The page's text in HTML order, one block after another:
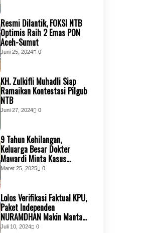
Resmi Dilantik, FOKSI NTB
Optimis Raih 2 Emas PON
Aceh-Sumut
Juni 25, 2024 0
KH. Zulkifli Muhadli Siap
Ramaikan Kontestasi Pilgub
NTB
Juni 27, 2024 0
9 Tahun Kehilangan,
Keluarga Besar Dokter
Mawardi Minta Kasus
Kembali Dibuka
Maret 25, 2025 0
Lolos Verifikasi Faktual KPU,
Paket Independen
NURAMDHAN Makin Mantap
Jemput Kemenangan
Juli 10, 2024 0